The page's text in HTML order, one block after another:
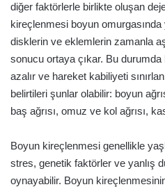
diğer faktörlerle birlikte oluşan
kireçlenmesi boyun
disklerin ve eklemlerin zamanla
sonucu ortaya çıkar. Bu durumda
azalır ve hareket kabiliyeti
belirtileri şunlar olabilir: boyun
baş ağrısı, omuz ve kol ağrısı,
Boyun kireçlenmesi genellikle
stres, genetik faktörler ve yanlış
oynayabilir. Boyun